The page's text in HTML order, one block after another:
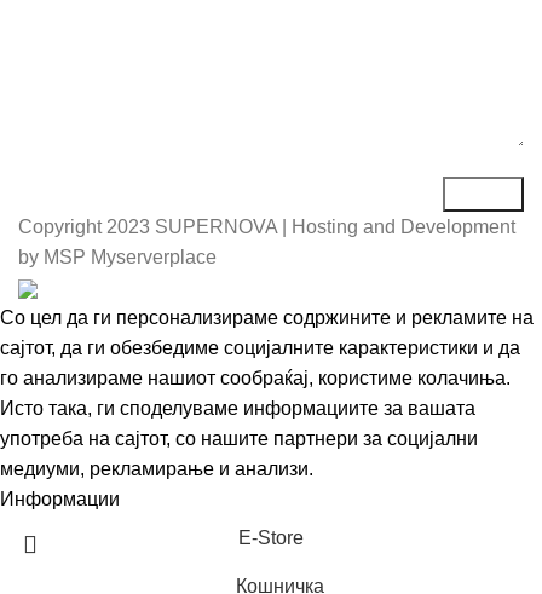
Copyright 2023 SUPERNOVA | Hosting and Development
by MSP Myserverplace
Со цел да ги персонализираме содржините и рекламите на
сајтот, да ги обезбедиме социјалните карактеристики и да
го анализираме нашиот сообраќај, користиме колачиња.
Исто така, ги споделуваме информациите за вашата
употреба на сајтот, со нашите партнери за социјални
медиуми, рекламирање и анализи.
Информации
Е-Store
Кошничка